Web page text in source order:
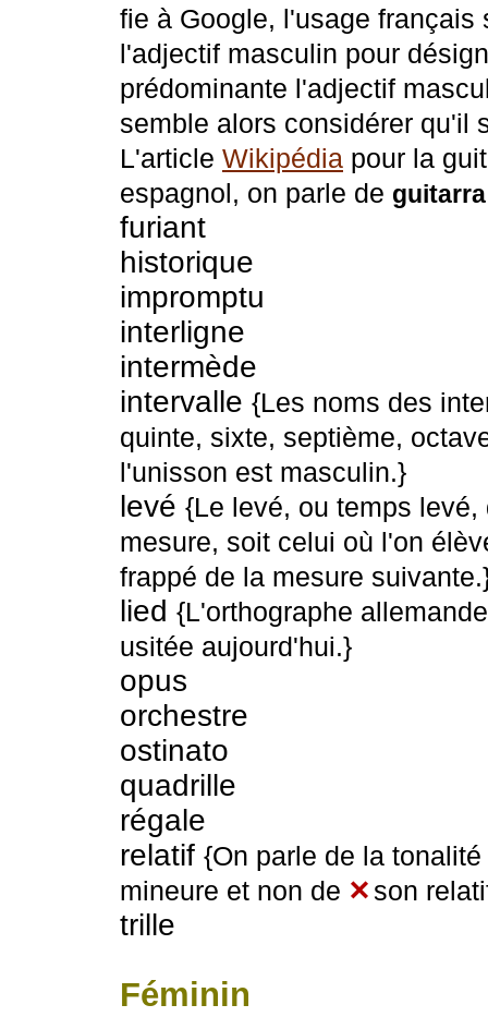
fie à Google, l'usage
l'adjectif masculin pour
prédominante l'adjectif
semble alors considérer qu'il
L'article Wikipédia pour la
espagnol, on parle de
furiant
historique
impromptu
interligne
intermède
intervalle {Les noms des
quinte, sixte, septième,
l'unisson est masculin.}
levé {Le levé, ou temps
mesure, soit celui où l'on
frappé de la mesure
lied {L'orthographe
usitée aujourd'hui.}
opus
orchestre
ostinato
quadrille
régale
relatif {On parle de la
mineure et non de ✕ son
trille
Féminin